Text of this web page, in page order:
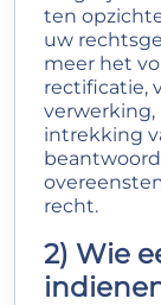
ten
uw
meer het
rectificatie,
verwerking,
intrekking
recht.
2) Wie